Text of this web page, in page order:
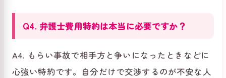
Q4. 弁護士費用特約は本当に必要ですか？
A4. もらい事故で相手方と争いになったときなどに
心強い特約です。自分だけで交渉するのが不安な人